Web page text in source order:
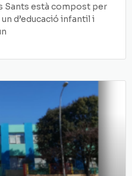
Sants està compost per
d’educació infantil i